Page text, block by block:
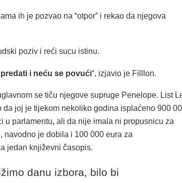
ih je pozvao na “otpor” i rekao da njegova
poziv i reći sucu istinu.
i neću se povući“, izjavio je Filllon.
se tiču njegove supruge Penelope. List
da joj je tijekom nekoliko godina isplaćeno 900
u parlamentu, ali da nije imala ni propusnicu za
navodno je dobila i 100 000 eura za
jedan književni časopis.
danu izbora, bilo bi